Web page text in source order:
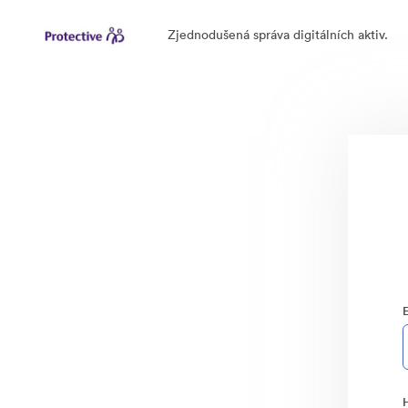
Zjednodušená správa digitálních aktiv.